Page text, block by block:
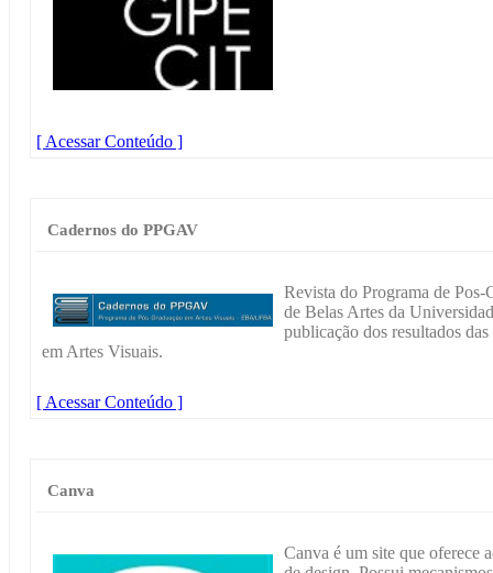
[ Acessar Conteúdo ]
Cadernos do PPGAV
Revista do Programa de
de Belas Artes da
publicação dos resultados
em Artes Visuais.
[ Acessar Conteúdo ]
Canva
Canva é um site que oferece